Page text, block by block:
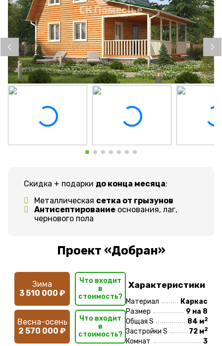
Скидка + подарки до конца месяца:
Металлическая сетка от грызунов
Антисептированиеоснования, лаг,
чернового пола
Проект «Добран»
Зима
3 510 000 ₽
Что входит
в
стоимость?
Весна-осень
2 570 000 ₽
Что входит
в
стоимость?
Характеристики
Материал
Каркас
Размер
9 на 8
Общая S
84 м2
Застройки S 72 м2
Комнат
3